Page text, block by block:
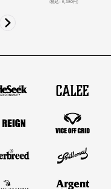
(税込: 6,380円)